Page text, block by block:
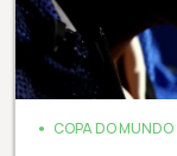
COPA DO MUNDO